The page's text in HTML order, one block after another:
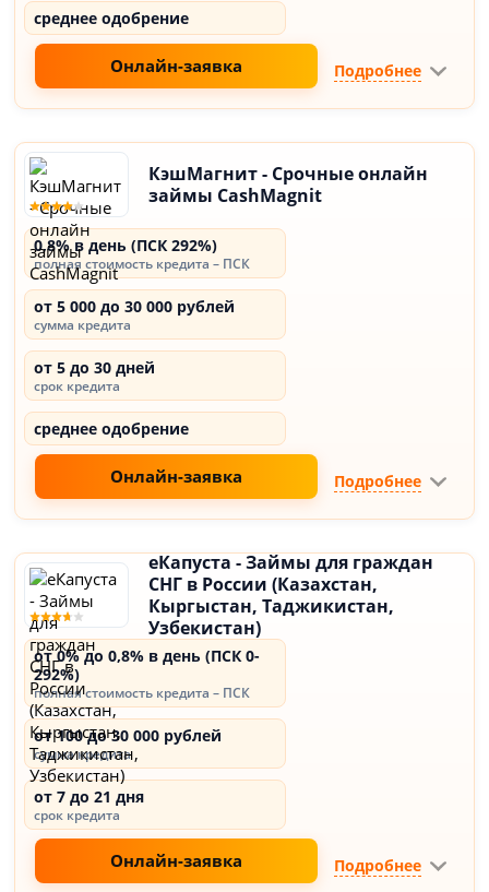
среднее одобрение
Онлайн-заявка Подробнее
КэшМагнит - Срочные онлайн
займы CashMagnit
0,8% в день (ПСК 292%)
полная стоимость кредита – ПСК
от 5 000 до 30 000 рублей
сумма кредита
от 5 до 30 дней
срок кредита
среднее одобрение
Онлайн-заявка Подробнее
еКапуста - Займы для граждан
СНГ в России (Казахстан,
Кыргыстан, Таджикистан,
Узбекистан)
от 0% до 0,8% в день (ПСК 0-
292%)
полная стоимость кредита – ПСК
от 100 до 30 000 рублей
сумма кредита
от 7 до 21 дня
срок кредита
Онлайн-заявка Подробнее